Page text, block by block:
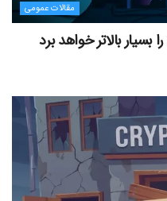
مقالات عمومی
بالاتر خواهد برد